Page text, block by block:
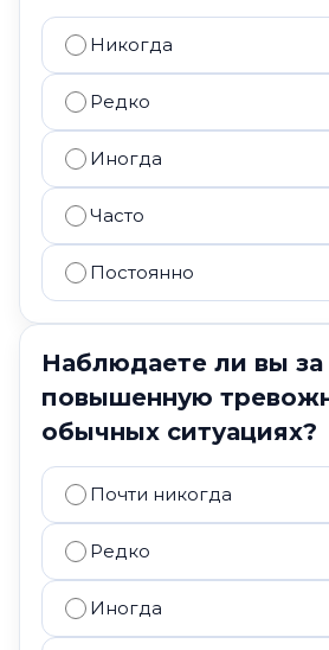
Никогда
Редко
Иногда
Часто
Постоянно
Наблюдаете ли вы за
повышенную
обычных ситуациях?
Почти никогда
Редко
Иногда